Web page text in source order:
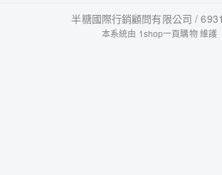
半糖國際行銷顧問有限公司 /
本系統由 1shop一頁購物維護